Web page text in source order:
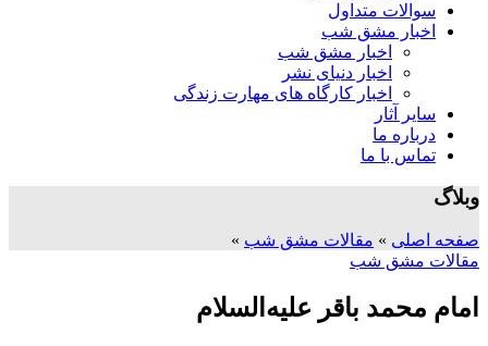
سوالات متداول
اخبار مشق شب
اخبار مشق شب
اخبار دنیای نشر
اخبار کارگاه های مهارت زندگی
سایر آثار
درباره ما
تماس با ما
وبلاگ
صفحه اصلی » مقالات مشق شب »
مقالات مشق شب
امام محمد باقر علیه‌السلام